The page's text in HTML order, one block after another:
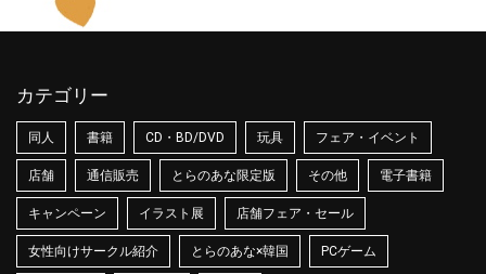
カテゴリー
同人 書籍 CD・BD/DVD 玩具 フェア・イベント
店舗 通信販売 とらのあな限定版 その他 電子書籍
キャンペーン イラスト展 店舗フェア・セール
女性向けサークル紹介 とらのあな×韓国 PCゲーム